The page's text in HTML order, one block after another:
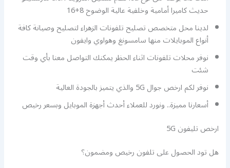
حديث كاميرا أمامية وخلفية عالية الوضوح 8+16
لدينا محل متخصص تصليح تلفونات الزهراء لتصليح وصيانة كافة
أنواع الموبايلات منها سامسونغ وهواوي وايفون
نوفر محلات تلفونات اثناء الحظر يمكنك التواصل معنا بأي وقت
شئت
نوفر لكم ارخص جوال 5G والذي يتميز بالجودة العالية
أسعارنا مميزة.. ونورد للعملاء أحدث أجهزة الموبايل وبسعر رخيص
ارخص تليفون 5G
هل تود الحصول على تلفون رخيص ومضمون؟